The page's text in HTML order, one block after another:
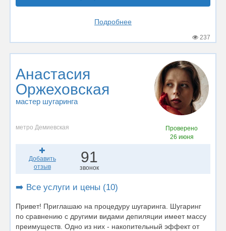
Подробнее
237
Анастасия
Оржеховская
мастер шугаринга
метро Демиевская
Проверено
26 июня
Добавить
отзыв
91
звонок
➡️ Все услуги и цены (10)
Привет! Приглашаю на процедуру шугаринга. Шугаринг
по сравнению с другими видами депиляции имеет массу
преимуществ. Одно из них - накопительный эффект от